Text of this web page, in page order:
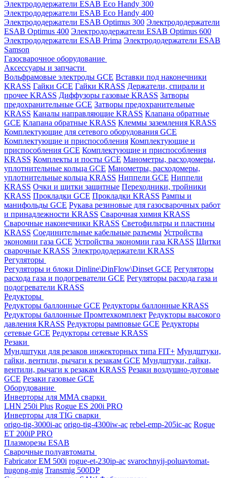
Электрододержатели ESAB Eco Handy 300
Электрододержатели ESAB Eco Handy 400
Электрододержатели ESAB Optimus 300 Электрододержатели
ESAB Optimus 400 Электрододержатели ESAB Optimus 600
Электрододержатели ESAB Prima Электрододержатели ESAB
Samson
Газосварочное оборудование
Аксессуары и запчасти
Вольфрамовые электроды GCE Вставки под наконечники
KRASS Гайки GCE Гайки KRASS Держатели, спирали и
прочее KRASS Диффузоры газовые KRASS Затворы
предохранительные GCE Затворы предохранительные
KRASS Каналы направляющие KRASS Клапана обратные
GCE Клапана обратные KRASS Клеммы заземления KRASS
Комплектующие для сетевого оборудования GCE
Комплектующие и приспособления Комплектующие и
приспособления GCE Комплектующие и приспособления
KRASS Комплекты и посты GCE Манометры, расходомеры,
уплотнительные кольца GCE Манометры, расходомеры,
уплотнительные кольца KRASS Ниппели GCE Ниппели
KRASS Очки и щитки защитные Переходники, тройники
KRASS Прокладки GCE Прокладки KRASS Рампы и
манифольды GCE Рукава резиновые для газосварочных работ
и принадлежности KRASS Сварочная химия KRASS
Сварочные наконечники KRASS Светофильтры и пластины
KRASS Соединительные кабельные разъемы Устройства
экономии газа GCE Устройства экономии газа KRASS Щитки
сварочные KRASS Электрододержатели KRASS
Регуляторы
Регуляторы и блоки Dinline\DinFlow\Dinset GCE Регуляторы
расхода газа и подогреватели GCE Регуляторы расхода газа и
подогреватели KRASS
Редукторы
Редукторы баллонные GCE Редукторы баллонные KRASS
Редукторы баллонные Промтехкомплект Редукторы высокого
давления KRASS Редукторы рамповые GCE Редукторы
сетевые GCE Редукторы сетевые KRASS
Резаки
Мундштуки для резаков инжекторных типа FIT+ Мундштуки,
гайки, вентили, рычаги к резакам GCE Мундштуки, гайки,
вентили, рычаги к резакам KRASS Резаки воздушно-дуговые
GCE Резаки газовые GCE
Оборудование
Инверторы для MMA сварки
LHN 250i Plus Rogue ES 200i PRO
Инверторы для TIG сварки
origo-tig-3000i-ac origo-tig-4300iw-ac rebel-emp-205ic-ac Rogue
ET 200iP PRO
Плазморезы ESAB
Сварочные полуавтоматы
Fabricator EM 500i rogue-et-230ip-ac svarochnyij-poluavtomat-
hugong-mig Transmig 500DP